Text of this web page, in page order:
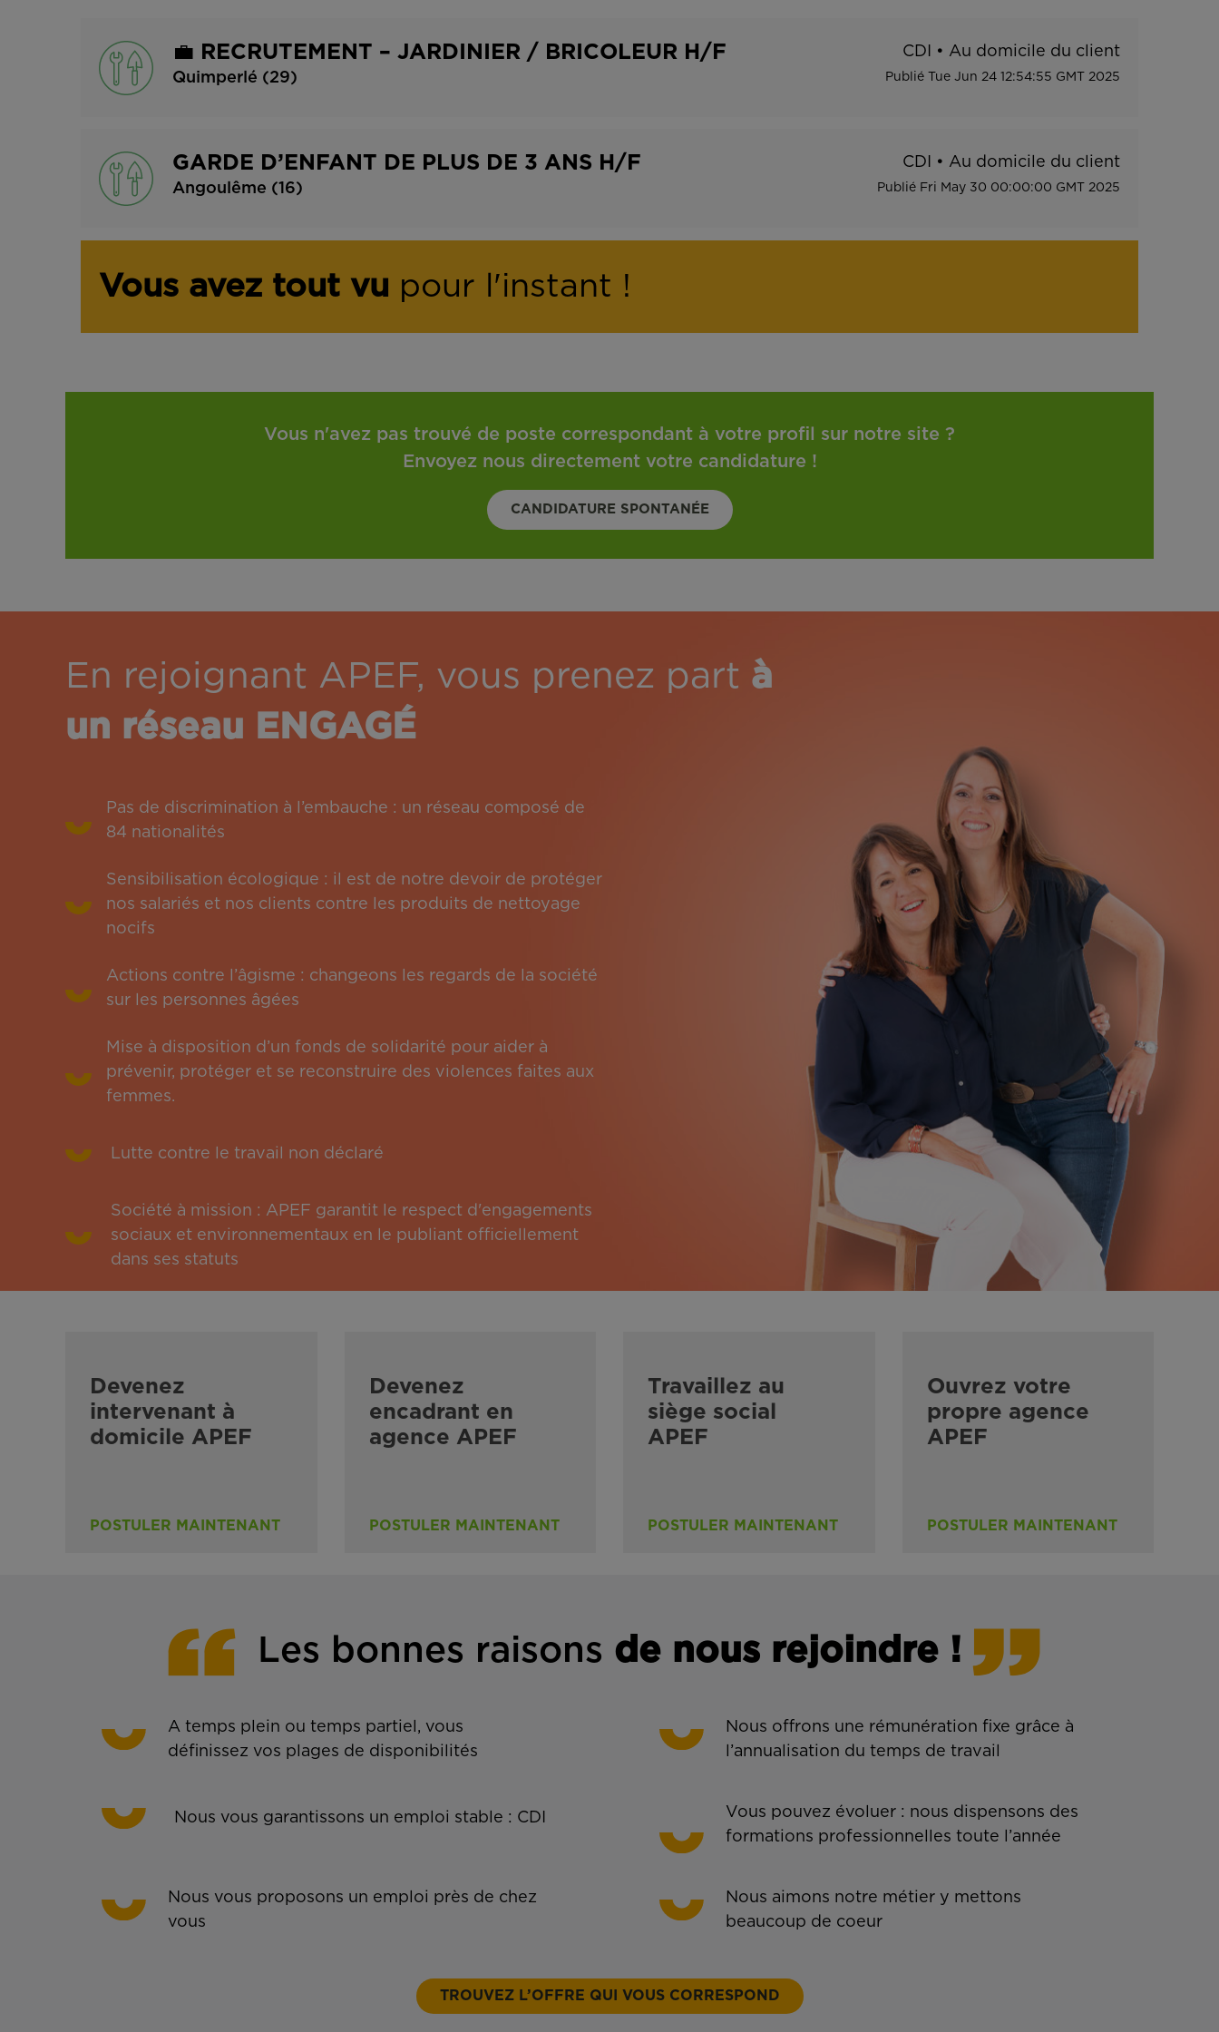
t
t
a
💼 RECRUTEMENT – JARDINIER / BRICOLEUR H/F
Quimperlé (29)
CDI • Au domicile du client
Publié Tue Jun 24 12:54:55 GMT 2025
GARDE D’ENFANT DE PLUS DE 3 ANS H/F
Angoulême (16)
CDI • Au domicile du client
Publié Fri May 30 00:00:00 GMT 2025
Vous avez tout vu pour l'instant !
Vous n'avez pas trouvé de poste correspondant à votre profil sur notre site ?
Envoyez nous directement votre candidature !
CANDIDATURE SPONTANÉE
En rejoignant APEF, vous prenez part à
un réseau ENGAGÉ
Pas de discrimination à l’embauche : un réseau composé de
84 nationalités
Sensibilisation écologique : il est de notre devoir de protéger
nos salariés et nos clients contre les produits de nettoyage
nocifs
Actions contre l’âgisme : changeons les regards de la société
sur les personnes âgées
Mise à disposition d’un fonds de solidarité pour aider à
prévenir, protéger et se reconstruire des violences faites aux
femmes.
Lutte contre le travail non déclaré
Société à mission : APEF garantit le respect d'engagements
sociaux et environnementaux en le publiant officiellement
dans ses statuts
Devenez
intervenant à
domicile APEF
POSTULER MAINTENANT
Devenez
encadrant en
agence APEF
POSTULER MAINTENANT
Travaillez au
siège social
APEF
POSTULER MAINTENANT
Ouvrez votre
propre agence
APEF
POSTULER MAINTENANT
Les bonnes raisons de nous rejoindre !
A temps plein ou temps partiel, vous
définissez vos plages de disponibilités
Nous offrons une rémunération fixe grâce à
l’annualisation du temps de travail
Nous vous garantissons un emploi stable : CDI
Vous pouvez évoluer : nous dispensons des
formations professionnelles toute l’année
Nous vous proposons un emploi près de chez
vous
Nous aimons notre métier y mettons
beaucoup de coeur
TROUVEZ L’OFFRE QUI VOUS CORRESPOND